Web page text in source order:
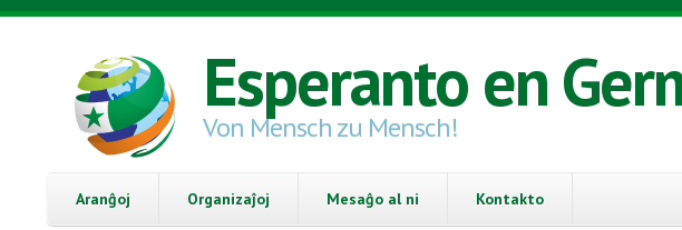
Skip to main content
Esperanto en
Von Mensch zu Mensch!
Aranĝoj Organizaĵoj Mesaĝo al ni Kontakto